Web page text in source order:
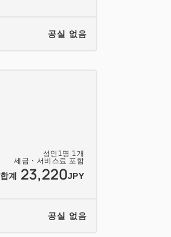
공실 없음
성인 1명 1개
세금・서비스료 포함
합계 23,220JPY
공실 없음